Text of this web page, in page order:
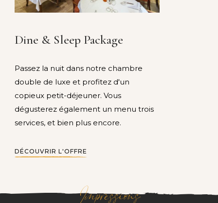
Dine & Sleep Package
Passez la nuit dans notre chambre
double de luxe et profitez d'un
copieux petit-déjeuner. Vous
dégusterez également un menu trois
services, et bien plus encore.
DÉCOUVRIR L'OFFRE
Impressions